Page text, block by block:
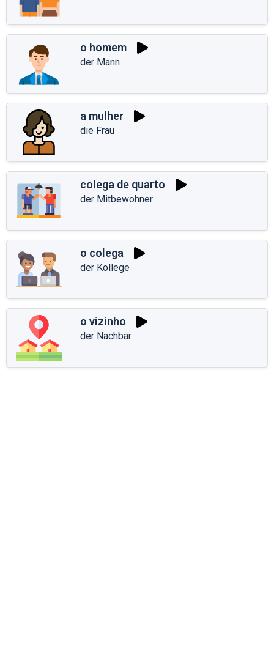
o homem
der Mann
a mulher
die Frau
colega de quarto
der Mitbewohner
o colega
der Kollege
o vizinho
der Nachbar